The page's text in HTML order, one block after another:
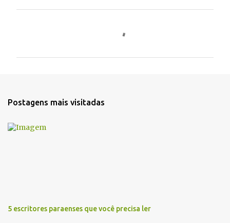
r
Postagens mais visitadas
5 escritores paraenses que você precisa ler